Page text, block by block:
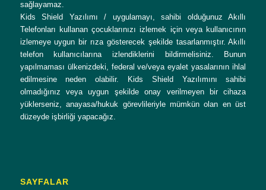
sağlayamaz.
Kids Shield Yazılımı / uygulamayı, sahibi olduğunuz Akıllı
Telefonları kullanan çocuklarınızı izlemek için veya kullanıcının
izlemeye uygun bir rıza gösterecek şekilde tasarlanmıştır. Akıllı
telefon kullanıcılarına izlendiklerini bildirmelisiniz. Bunun
yapılmaması ülkenizdeki, federal ve/veya eyalet yasalarının ihlal
edilmesine neden olabilir. Kids Shield Yazılımını sahibi
olmadığınız veya uygun şekilde onay verilmeyen bir cihaza
yüklerseniz, anayasa/hukuk görevlileriyle mümkün olan en üst
düzeyde işbirliği yapacağız.
SAYFALAR